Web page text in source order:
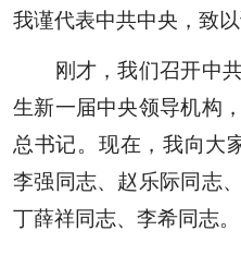
我谨代表中共中央，致以
刚才，我们召开中共
生新一届中央领导机构
总书记。现在，我向大
李强同志、赵乐际同志
丁薛祥同志、李希同志。